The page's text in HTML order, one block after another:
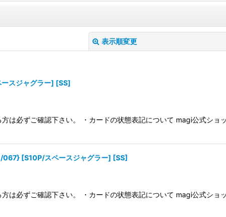
表示順変更
絞り込む
スジャグラー] [SS]
は必ずご確認下さい。 ・カードの状態表記について magi公式ショ
067} [S10P/スペースジャグラー] [SS]
は必ずご確認下さい。 ・カードの状態表記について magi公式ショ